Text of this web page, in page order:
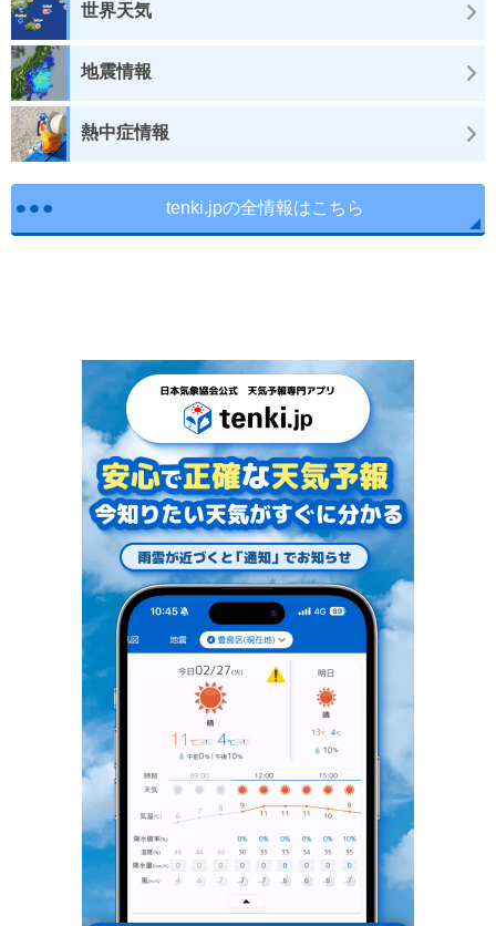
世界天気
地震情報
熱中症情報
tenki.jpの全情報はこちら